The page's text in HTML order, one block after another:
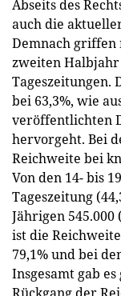
Abseits des
auch die
Demnach griffen
zweiten Halbjahr
Tageszeitungen.
bei 63,3%, wie
veröffentlichten
hervorgeht. Bei
Reichweite bei
Von den 14- bis
Tageszeitung
Jährigen
ist die
79,1% und bei
Insgesamt gab
Rückgang der